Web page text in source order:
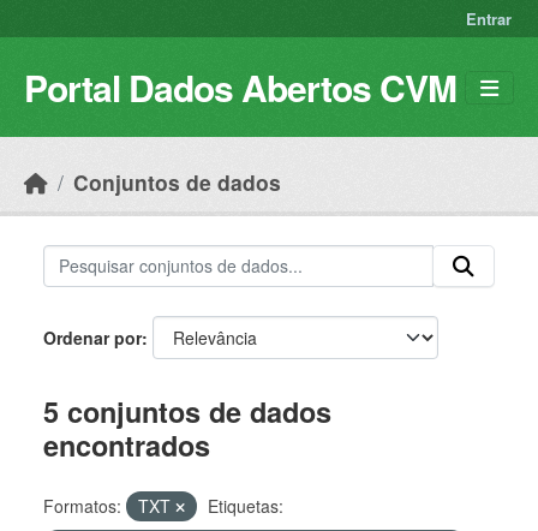
Entrar
Portal Dados Abertos CVM
Conjuntos de dados
Ordenar por
5 conjuntos de dados
encontrados
Formatos: TXT
Etiquetas: